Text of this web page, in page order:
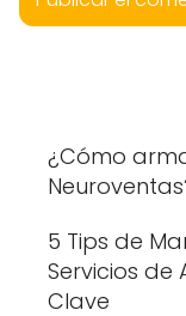
¿Cómo
5 Tips de
Servicios de
Clave